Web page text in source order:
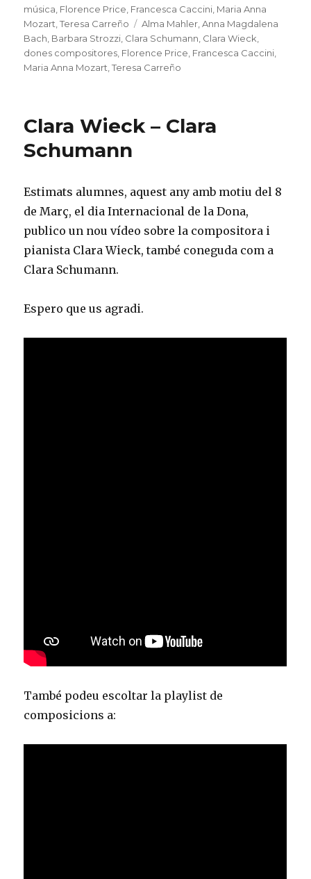
música Florence Price Francesca Caccini Maria Anna
Mozart ,Teresa Carreño Tags
Alma Mahler ,Anna Magdalena
Bach Barbara Strozzi Clara Schumann Clara Wieck
dones compositores Florence Price Francesca Caccini
Maria Anna Mozart ,Teresa Carreño
Clara Wieck – Clara
Schumann
Estimats alumnes, aquest any amb motiu del 8
de Març, el dia Internacional de la Dona,
publico un nou vídeo sobre la compositora i
pianista Clara Wieck, també coneguda com a
Clara Schumann.
Espero que us agradi.
També podeu escoltar la playlist de
composicions a: